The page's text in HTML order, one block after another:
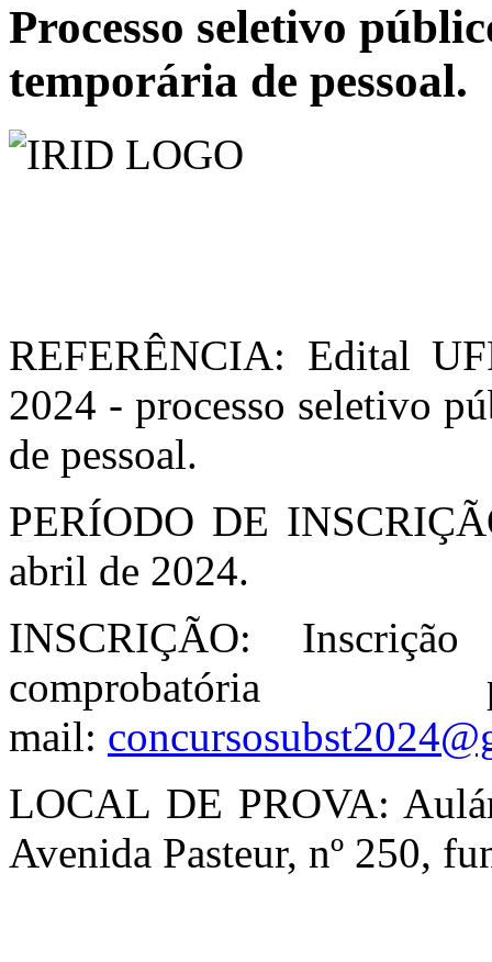
Processo seletivo
temporária de pessoal.
REFERÊNCIA: Edital
2024 - processo seletivo
de pessoal.
PERÍODO DE
abril de 2024.
INSCRIÇÃO:
mail:
LOCAL DE PROVA:
Avenida Pasteur, nº 250,